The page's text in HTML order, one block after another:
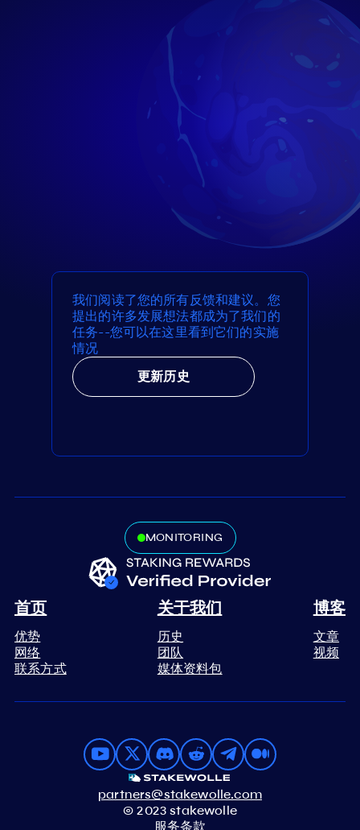
我们阅读了您的所有反馈和建议。您
提出的许多发展想法都成为了我们的
任务--您可以在这里看到它们的实施
情况
更新历史
MONITORING
首页
优势
网络
联系方式
关于我们
历史
团队
媒体资料包
博客
文章
视频
partners@stakewolle.com
© 2023 stakewolle
服务条款